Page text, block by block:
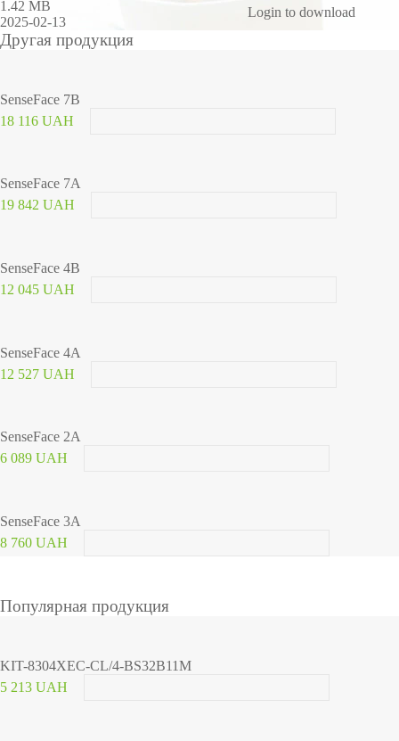
1.42 MB
2025-02-13
Login to download
Другая продукция
SenseFace 7B
18 116 UAH
SenseFace 7A
19 842 UAH
SenseFace 4B
12 045 UAH
SenseFace 4A
12 527 UAH
SenseFace 2A
6 089 UAH
SenseFace 3A
8 760 UAH
Популярная продукция
KIT-8304XEC-CL/4-BS32B11M
5 213 UAH